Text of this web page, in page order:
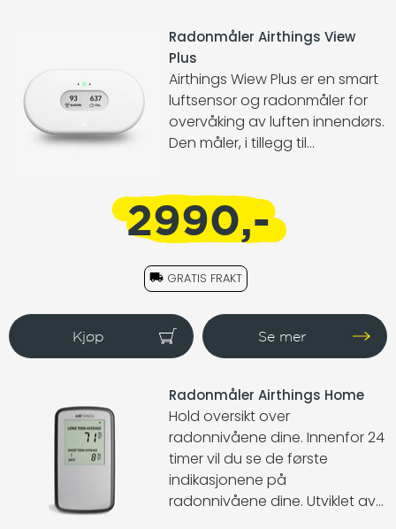
Radonmåler Airthings View
Plus
Airthings Wiew Plus er en smart
luftsensor og radonmåler for
overvåking av luften innendørs.
Den måler, i tillegg til
karbondioksid og
luftforurensninger i tillegg til å gi
deg informasjon om luftkvalitet
i sanntid.
2990,-
GRATIS FRAKT
Radonmåler Airthings Home
Hold oversikt over
radonnivåene dine. Innenfor 24
timer vil du se de første
indikasjonene på
radonnivåene dine. Utviklet av